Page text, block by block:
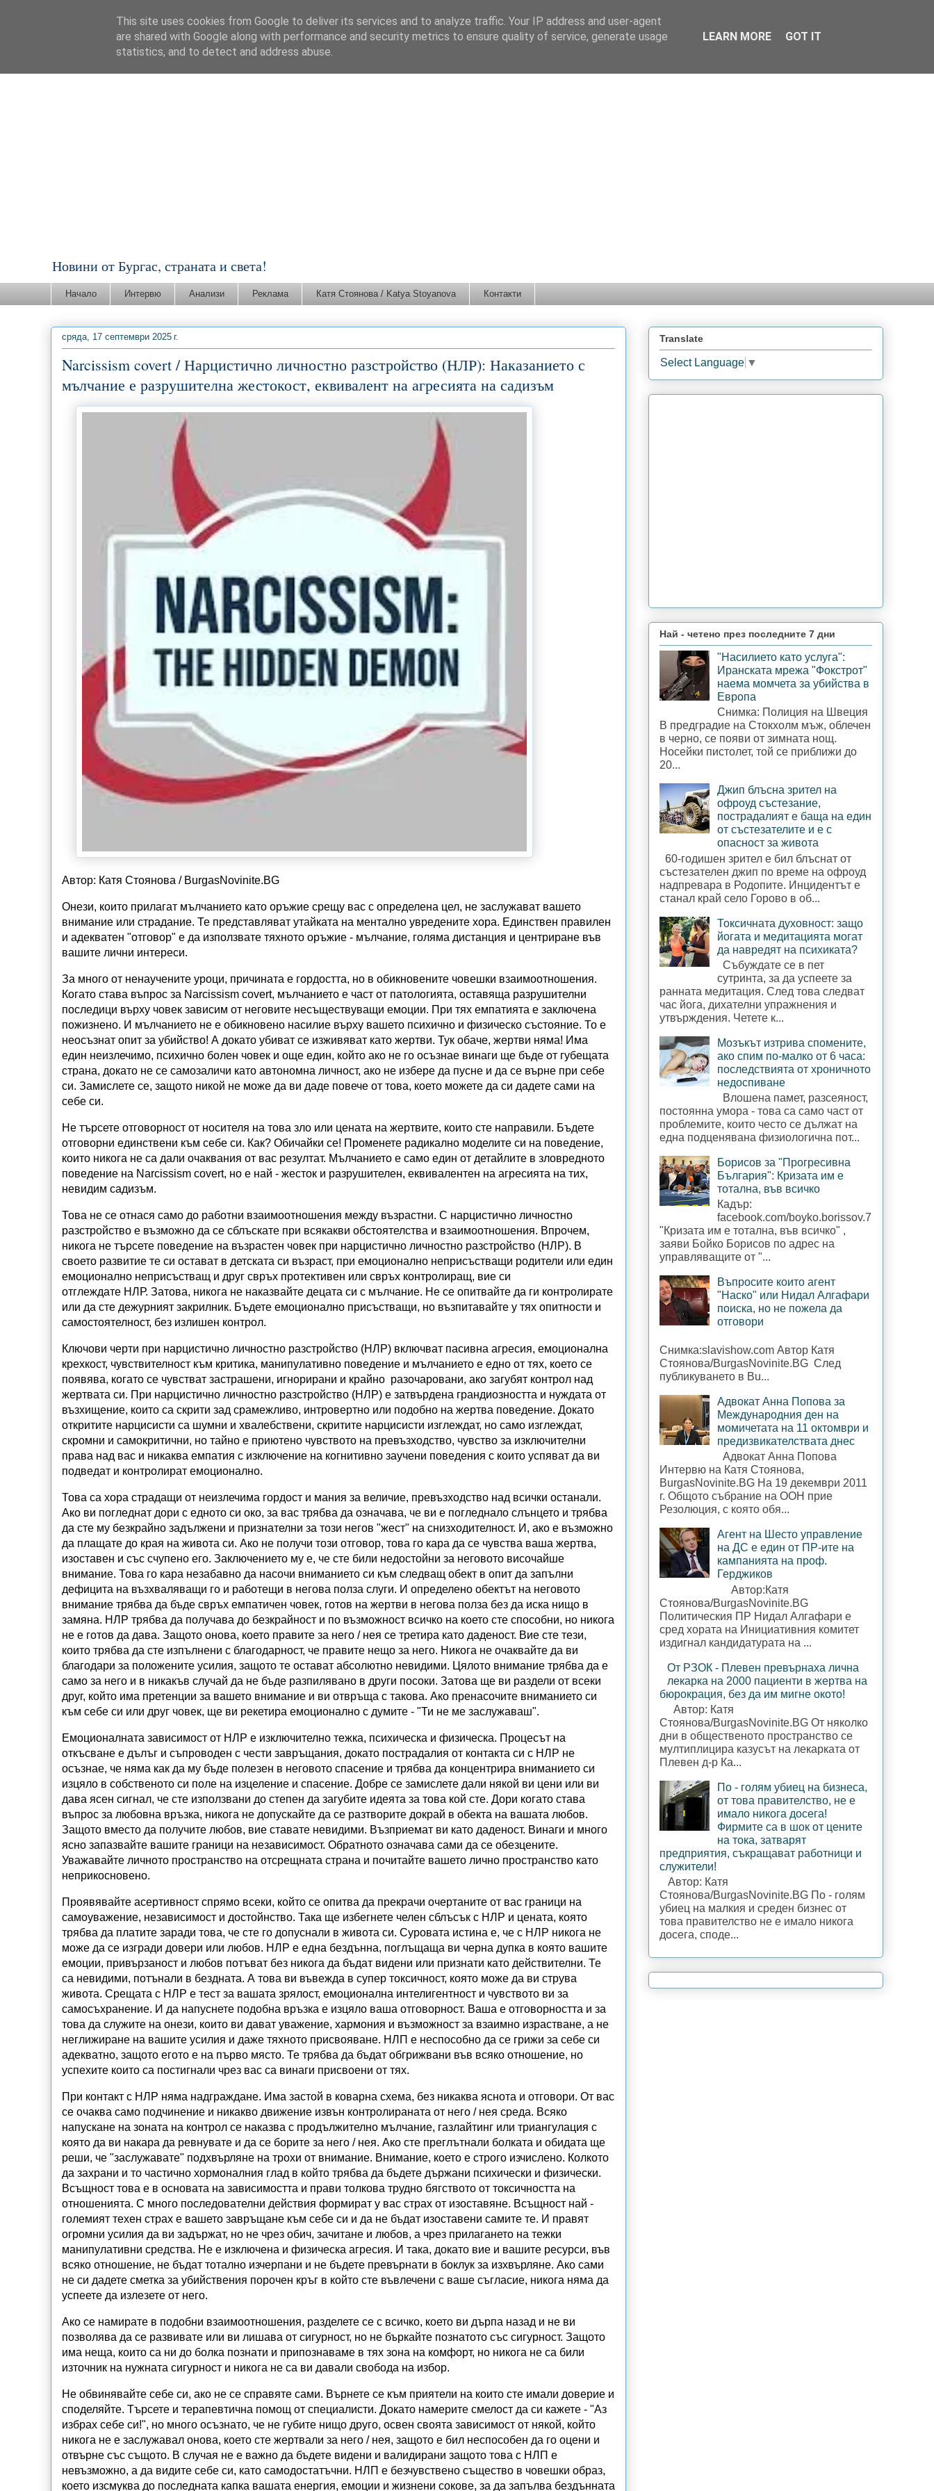
Новини от Бургас, страната и света!
Начало Интервю Анализи Реклама Катя Стоянова / Katya Stoyanova Контакти
сряда, 17 септември 2025 г.
Narcissism covert / Нарцистично личностно разстройство (НЛР): Наказанието с
мълчание е разрушителна жестокост, еквивалент на агресията на садизъм
Автор: Катя Стоянова / BurgasNovinite.BG
Онези, които прилагат мълчанието като оръжие срещу вас с определена цел, не заслужават вашето
внимание или страдание. Те представляват утайката на ментално увредените хора. Единствен правилен
и адекватен "отговор" е да използвате тяхното оръжие - мълчание, голяма дистанция и центриране във
вашите лични интереси.
За много от ненаучените уроци, причината е гордостта, но в обикновените човешки взаимоотношения.
Когато става въпрос за Narcissism covert, мълчанието е част от патологията, оставяща разрушителни
последици върху човек зависим от неговите несъществуващи емоции. При тях емпатията е заключена
пожизнено. И мълчанието не е обикновено насилие върху вашето психично и физическо състояние. То е
неосъзнат опит за убийство! А докато убиват се изживяват като жертви. Тук обаче, жертви няма! Има
един неизлечимо, психично болен човек и още един, който ако не го осъзнае винаги ще бъде от губещата
страна, докато не се самозаличи като автономна личност, ако не избере да пусне и да се върне при себе
си. Замислете се, защото никой не може да ви даде повече от това, което можете да си дадете сами на
себе си.
Не търсете отговорност от носителя на това зло или цената на жертвите, които сте направили. Бъдете
отговорни единствени към себе си. Как? Обичайки се! Променете радикално моделите си на поведение,
които никога не са дали очаквания от вас резултат. Мълчанието е само един от детайлите в зловредното
поведение на Narcissism covert, но е най - жесток и разрушителен, еквивалентен на агресията на тих,
невидим садизъм.
Това не се отнася само до работни взаимоотношения между възрастни. С нарцистично личностно
разстройство е възможно да се сблъскате при всякакви обстоятелства и взаимоотношения. Впрочем,
никога не търсете поведение на възрастен човек при нарцистично личностно разстройство (НЛР). В
своето развитие те си остават в детската си възраст, при емоционално неприсъстващи родители или един
емоционално неприсъстващ и друг свръх протективен или свръх контролиращ, вие си
отглеждате НЛР. Затова, никога не наказвайте децата си с мълчание. Не се опитвайте да ги контролирате
или да сте дежурният закрилник. Бъдете емоционално присъстващи, но възпитавайте у тях опитности и
самостоятелност, без излишен контрол.
Ключови черти при нарцистично личностно разстройство (НЛР) включват пасивна агресия, емоционална
крехкост, чувствителност към критика, манипулативно поведение и мълчанието е едно от тях, което се
появява, когато се чувстват застрашени, игнорирани и крайно разочаровани, ако загубят контрол над
жертвата си. При нарцистично личностно разстройство (НЛР) е затвърдена грандиозността и нуждата от
възхищение, които са скрити зад срамежливо, интровертно или подобно на жертва поведение. Докато
откритите нарцисисти са шумни и хвалебствени, скритите нарцисисти изглеждат, но само изглеждат,
скромни и самокритични, но тайно е приютено чувството на превъзходство, чувство за изключителни
права над вас и никаква емпатия с изключение на когнитивно заучени поведения с които успяват да ви
подведат и контролират емоционално.
Това са хора страдащи от неизлечима гордост и мания за величие, превъзходство над всички останали.
Ако ви погледнат дори с едното си око, за вас трябва да означава, че ви е погледнало слънцето и трябва
да сте му безкрайно задължени и признателни за този негов "жест" на снизходителност. И, ако е възможно
да плащате до края на живота си. Ако не получи този отговор, това го кара да се чувства ваша жертва,
изоставен и със счупено его. Заключението му е, че сте били недостойни за неговото височайше
внимание. Това го кара незабавно да насочи вниманието си към следващ обект в опит да запълни
дефицита на възхваляващи го и работещи в негова полза слуги. И определено обектът на неговото
внимание трябва да бъде свръх емпатичен човек, готов на жертви в негова полза без да иска нищо в
замяна. НЛР трябва да получава до безкрайност и по възможност всичко на което сте способни, но никога
не е готов да дава. Защото онова, което правите за него / нея се третира като даденост. Вие сте тези,
които трябва да сте изпълнени с благодарност, че правите нещо за него. Никога не очаквайте да ви
благодари за положените усилия, защото те остават абсолютно невидими. Цялото внимание трябва да е
само за него и в никакъв случай да не бъде разпилявано в други посоки. Затова ще ви раздели от всеки
друг, който има претенции за вашето внимание и ви отвръща с такова. Ако пренасочите вниманието си
към себе си или друг човек, ще ви рекетира емоционално с думите - "Ти не ме заслужаваш".
Емоционалната зависимост от НЛР е изключително тежка, психическа и физическа. Процесът на
откъсване е дълъг и съпроводен с чести завръщания, докато пострадалия от контакта си с НЛР не
осъзнае, че няма как да му бъде полезен в неговото спасение и трябва да концентрира вниманието си
изцяло в собственото си поле на изцеление и спасение. Добре се замислете дали някой ви цени или ви
дава ясен сигнал, че сте използвани до степен да загубите идеята за това кой сте. Дори когато става
въпрос за любовна връзка, никога не допускайте да се разтворите докрай в обекта на вашата любов.
Защото вместо да получите любов, вие ставате невидими. Възприемат ви като даденост. Винаги и много
ясно запазвайте вашите граници на независимост. Обратното означава сами да се обезцените.
Уважавайте личното пространство на отсрещната страна и почитайте вашето лично пространство като
неприкосновено.
Проявявайте асертивност спрямо всеки, който се опитва да прекрачи очертаните от вас граници на
самоуважение, независимост и достойнство. Така ще избегнете челен сблъсък с НЛР и цената, която
трябва да платите заради това, че сте го допуснали в живота си. Суровата истина е, че с НЛР никога не
може да се изгради довери или любов. НЛР е една бездънна, поглъщаща ви черна дупка в която вашите
емоции, привързаност и любов потъват без никога да бъдат видени или признати като действителни. Те
са невидими, потънали в бездната. А това ви въвежда в супер токсичност, която може да ви струва
живота. Срещата с НЛР е тест за вашата зрялост, емоционална интелигентност и чувството ви за
самосъхранение. И да напуснете подобна връзка е изцяло ваша отговорност. Ваша е отговорността и за
това да служите на онези, които ви дават уважение, хармония и възможност за взаимно израстване, а не
неглижиране на вашите усилия и даже тяхното присвояване. НЛП е неспособно да се грижи за себе си
адекватно, защото егото е на първо място. Те трябва да бъдат обгрижвани във всяко отношение, но
успехите които са постигнали чрез вас са винаги присвоени от тях.
При контакт с НЛР няма надграждане. Има застой в коварна схема, без никаква яснота и отговори. От вас
се очаква само подчинение и никакво движение извън контролираната от него / нея среда. Всяко
напускане на зоната на контрол се наказва с продължително мълчание, газлайтинг или триангулация с
която да ви накара да ревнувате и да се борите за него / нея. Ако сте преглътнали болката и обидата ще
реши, че "заслужавате" подхвърляне на трохи от внимание. Внимание, което е строго изчислено. Колкото
да захрани и то частично хормоналния глад в който трябва да бъдете държани психически и физически.
Всъщност това е в основата на зависимостта и прави толкова трудно бягството от токсичността на
отношенията. С много последователни действия формират у вас страх от изоставяне. Всъщност най -
големият техен страх е вашето завръщане към себе си и да не бъдат изоставени самите те. И правят
огромни усилия да ви задържат, но не чрез обич, зачитане и любов, а чрез прилагането на тежки
манипулативни средства. Не е изключена и физическа агресия. И така, докато вие и вашите ресурси, във
всяко отношение, не бъдат тотално изчерпани и не бъдете превърнати в боклук за изхвърляне. Ако сами
не си дадете сметка за убийствения порочен кръг в който сте въвлечени с ваше съгласие, никога няма да
успеете да излезете от него.
Ако се намирате в подобни взаимоотношения, разделете се с всичко, което ви дърпа назад и не ви
позволява да се развивате или ви лишава от сигурност, но не бъркайте познатото със сигурност. Защото
има неща, които са ни до болка познати и припознаваме в тях зона на комфорт, но никога не са били
източник на нужната сигурност и никога не са ви давали свобода на избор.
Не обвинявайте себе си, ако не се справяте сами. Върнете се към приятели на които сте имали доверие и
споделяйте. Търсете и терапевтична помощ от специалисти. Докато намерите смелост да си кажете - "Аз
избрах себе си!", но много осъзнато, че не губите нищо друго, освен своята зависимост от някой, който
никога не е заслужавал онова, което сте жертвали за него / нея, защото е бил неспособен да го оцени и
отвърне със същото. В случая не е важно да бъдете видени и валидирани защото това с НЛП е
невъзможно, а да видите себе си, като самодостатъчни. НЛП е безчувствено същество в човешки образ,
което изсмуква до последната капка вашата енергия, емоции и жизнени сокове, за да запълва бездънната
Translate
Select Language ▼
Най - четено през последните 7 дни
"Насилието като услуга":
Иранската мрежа "Фокстрот"
наема момчета за убийства в
Европа
Снимка: Полиция на Швеция
В предградие на Стокхолм мъж, облечен
в черно, се появи от зимната нощ.
Носейки пистолет, той се приближи до
20...
Джип блъсна зрител на
офроуд състезание,
пострадалият е баща на един
от състезателите и е с
опасност за живота
60-годишен зрител е бил блъснат от
състезателен джип по време на офроуд
надпревара в Родопите. Инцидентът е
станал край село Горово в об...
Токсичната духовност: защо
йогата и медитацията могат
да навредят на психиката?
Събуждате се в пет
сутринта, за да успеете за
ранната медитация. След това следват
час йога, дихателни упражнения и
утвърждения. Четете к...
Мозъкът изтрива спомените,
ако спим по-малко от 6 часа:
последствията от хроничното
недоспиване
Влошена памет, разсеяност,
постоянна умора - това са само част от
проблемите, които често се дължат на
една подценявана физиологична пот...
Борисов за "Прогресивна
България": Кризата им е
тотална, във всичко
Кадър:
facebook.com/boyko.borissov.7
"Кризата им е тотална, във всичко" ,
заяви Бойко Борисов по адрес на
управляващите от "...
Въпросите които агент
"Наско" или Нидал Алгафари
поиска, но не пожела да
отговори
Снимка:slavishow.com Автор Катя
Стоянова/BurgasNovinite.BG След
публикуването в Bu...
Адвокат Анна Попова за
Международния ден на
момичетата на 11 октомври и
предизвикателствата днес
Адвокат Анна Попова
Интервю на Катя Стоянова,
BurgasNovinite.BG На 19 декември 2011
г. Общото събрание на ООН прие
Резолюция, с която обя...
Агент на Шесто управление
на ДС е един от ПР-ите на
кампанията на проф.
Герджиков
Автор:Катя
Стоянова/BurgasNovinite.BG
Политическия ПР Нидал Алгафари е
сред хората на Инициативния комитет
издигнал кандидатурата на ...
От РЗОК - Плевен превърнаха лична
лекарка на 2000 пациенти в жертва на
бюрокрация, без да им мигне окото!
Автор: Катя
Стоянова/BurgasNovinite.BG От няколко
дни в общественото пространство се
мултиплицира казусът на лекарката от
Плевен д-р Ка...
По - голям убиец на бизнеса,
от това правителство, не е
имало никога досега!
Фирмите са в шок от цените
на тока, затварят
предприятия, съкращават работници и
служители!
Автор: Катя
Стоянова/BurgasNovinite.BG По - голям
убиец на малкия и среден бизнес от
това правителство не е имало никога
досега, споде...
This site uses cookies from Google to deliver its services and to analyze traffic. Your IP address and user-agent
are shared with Google along with performance and security metrics to ensure quality of service, generate usage
statistics, and to detect and address abuse.
LEARN MORE GOT IT